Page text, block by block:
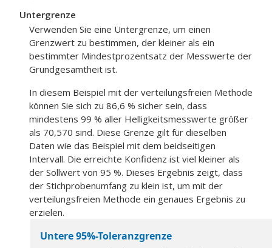
Untergrenze
Verwenden Sie eine Untergrenze, um einen
Grenzwert zu bestimmen, der kleiner als ein
bestimmter Mindestprozentsatz der Messwerte der
Grundgesamtheit ist.
In diesem Beispiel mit der verteilungsfreien Methode
können Sie sich zu 86,6 % sicher sein, dass
mindestens 99 % aller Helligkeitsmesswerte größer
als 70,570 sind. Diese Grenze gilt für dieselben
Daten wie das Beispiel mit dem beidseitigen
Intervall. Die erreichte Konfidenz ist viel kleiner als
der Sollwert von 95 %. Dieses Ergebnis zeigt, dass
der Stichprobenumfang zu klein ist, um mit der
verteilungsfreien Methode ein genaues Ergebnis zu
erzielen.
Untere 95%-Toleranzgrenze